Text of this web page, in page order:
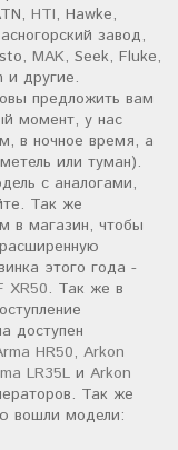
HTI, Hawke,
завод,
MAK, Seek, Fluke,
и другие.
предложить вам
момент, у нас
в ночное время, а
или туман).
с аналогами,
Так же
в магазин, чтобы
этого года -
XR50. Так же в
доступен
HR50, Arkon
LR35L и Arkon
Так же
вошли модели: